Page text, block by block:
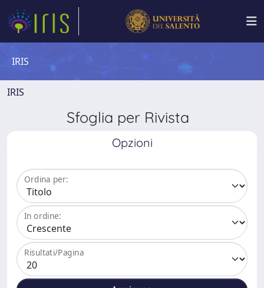
IRIS
IRIS
Sfoglia per Rivista
Opzioni
Ordina per:
In ordine:
Risultati/Pagina